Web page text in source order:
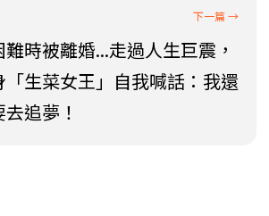
時被離婚...走過人生巨震，
生菜女王」自我喊話：我還
追夢！